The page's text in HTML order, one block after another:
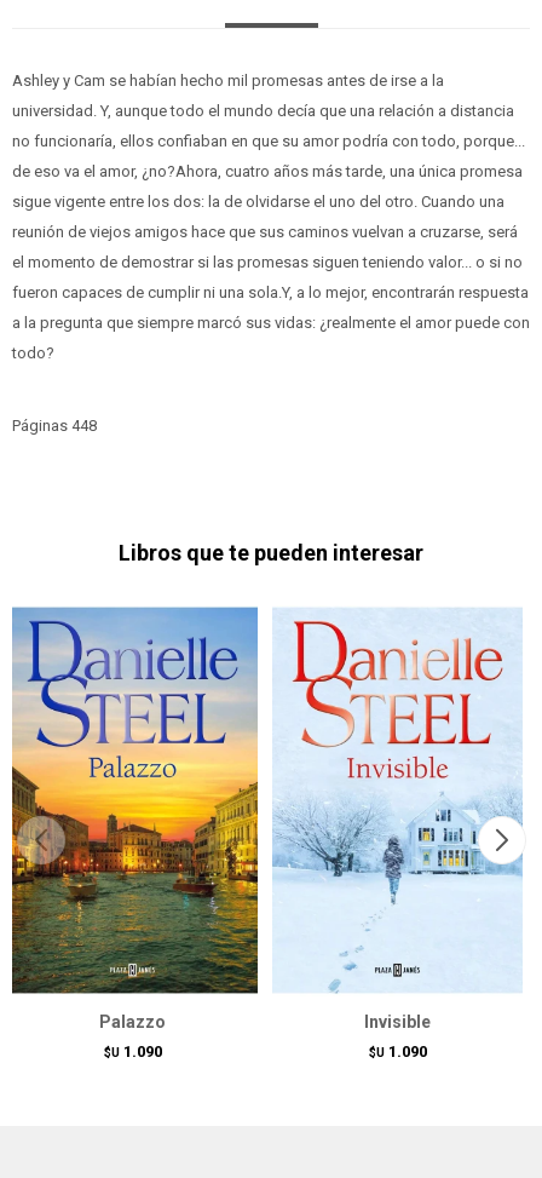
Ashley y Cam se habían hecho mil promesas antes de irse a la
universidad. Y, aunque todo el mundo decía que una relación a distancia
no funcionaría, ellos confiaban en que su amor podría con todo, porque...
de eso va el amor, ¿no?Ahora, cuatro años más tarde, una única promesa
sigue vigente entre los dos: la de olvidarse el uno del otro. Cuando una
reunión de viejos amigos hace que sus caminos vuelvan a cruzarse, será
el momento de demostrar si las promesas siguen teniendo valor... o si no
fueron capaces de cumplir ni una sola.Y, a lo mejor, encontrarán respuesta
a la pregunta que siempre marcó sus vidas: ¿realmente el amor puede con
todo?
Páginas 448
Libros que te pueden interesar
Palazzo
$U 1.090
Invisible
$U 1.090